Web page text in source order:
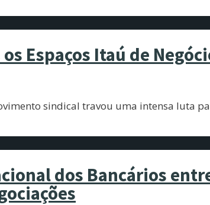
Espaços Itaú de
sindical travou uma intensa luta
dos Bancários